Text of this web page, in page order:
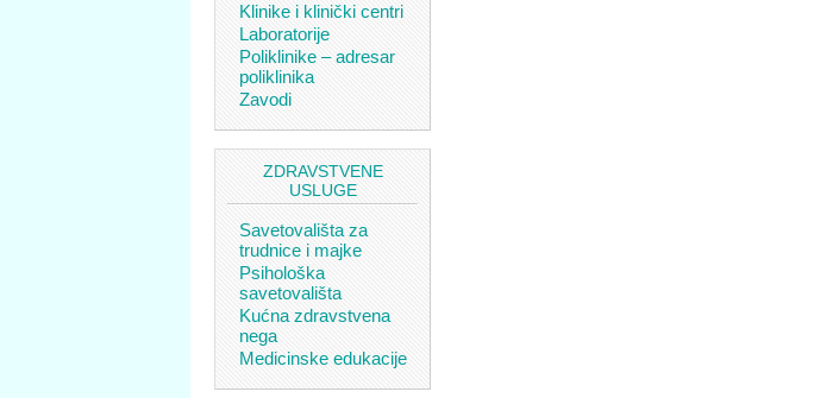
Klinike i klinički centri
Laboratorije
Poliklinike – adresar
poliklinika
Zavodi
ZDRAVSTVENE
USLUGE
Savetovališta za
trudnice i majke
Psihološka
savetovališta
Kućna zdravstvena
nega
Medicinske edukacije